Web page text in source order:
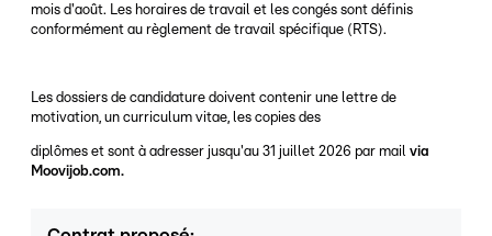
mois d'août. Les horaires de travail et les congés sont définis
conformément au règlement de travail spécifique (RTS).
Les dossiers de candidature doivent contenir une lettre de
motivation, un curriculum vitae, les copies des
diplômes et sont à adresser jusqu'au 31 juillet 2026 par mail via
Moovijob.com.